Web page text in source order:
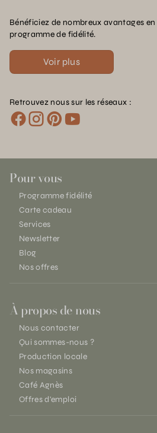
Bénéficiez de nombreux avantages
programme de fidélité.
Voir plus
Retrouvez nous sur les réseaux :
Pour vous
Programme fidélité
Carte cadeau
Services
Newsletter
Blog
Nos offres
À propos de nous
Nous contacter
Qui sommes-nous ?
Production locale
Nos magasins
Café Agnès
Offres d'emploi